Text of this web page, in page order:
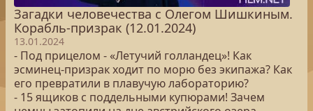
Загадки человечества с Олегом Шишкиным.
Корабль-призрак (12.01.2024)
13.01.2024
- Под прицелом - «Летучий голландец»! Как
эсминец-призрак ходит по морю без экипажа? Как
его превратили в плавучую лабораторию?
- 15 ящиков с поддельными купюрами! Зачем